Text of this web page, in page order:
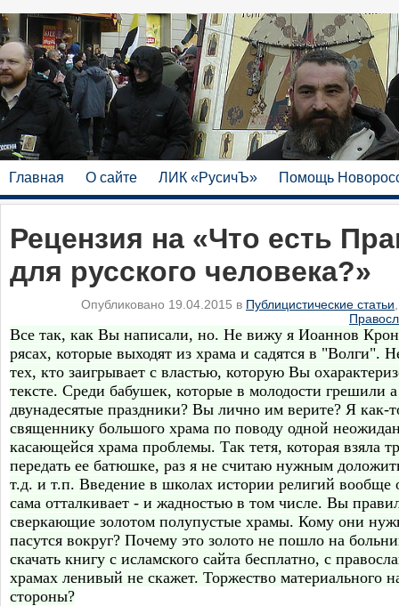
Главная О сайте ЛИК «РусичЪ» Помощь
Рецензия на «Что есть
для русского человека?»
Опубликовано 19.04.2015 в Публицистические статьи
Все так, как Вы написали, но. Не вижу я Иоаннов
рясах, которые выходят из храма и садятся в "Волги".
тех, кто заигрывает с властью, которую Вы
тексте. Среди бабушек, которые в молодости грешили
двунадесятые праздники? Вы лично им верите? Я как-
священнику большого храма по поводу одной
касающейся храма проблемы. Так тетя, которая взяла
передать ее батюшке, раз я не считаю нужным
т.д. и т.п. Введение в школах истории религий вообще
сама отталкивает - и жадностью в том числе. Вы
сверкающие золотом полупустые храмы. Кому они
пасутся вокруг? Почему это золото не пошло на
скачать книгу с исламского сайта бесплатно, с
храмах ленивый не скажет. Торжество материального
стороны?